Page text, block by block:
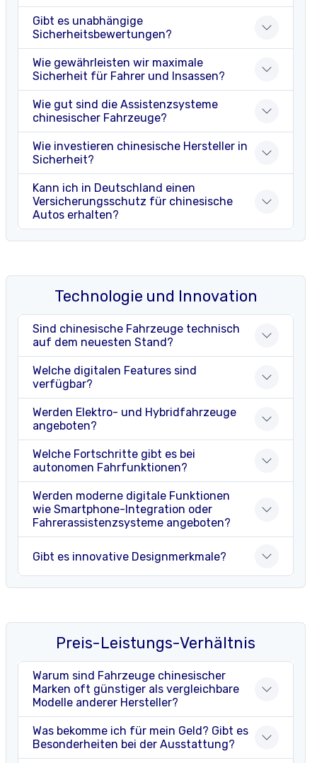
Gibt es unabhängige
Sicherheitsbewertungen?
Wie gewährleisten wir maximale
Sicherheit für Fahrer und Insassen?
Wie gut sind die Assistenzsysteme
chinesischer Fahrzeuge?
Wie investieren chinesische Hersteller in
Sicherheit?
Kann ich in Deutschland einen
Versicherungsschutz für chinesische
Autos erhalten?
Technologie und Innovation
Sind chinesische Fahrzeuge technisch
auf dem neuesten Stand?
Welche digitalen Features sind
verfügbar?
Werden Elektro- und Hybridfahrzeuge
angeboten?
Welche Fortschritte gibt es bei
autonomen Fahrfunktionen?
Werden moderne digitale Funktionen
wie Smartphone-Integration oder
Fahrerassistenzsysteme angeboten?
Gibt es innovative Designmerkmale?
Preis-Leistungs-Verhältnis
Warum sind Fahrzeuge chinesischer
Marken oft günstiger als vergleichbare
Modelle anderer Hersteller?
Was bekomme ich für mein Geld? Gibt es
Besonderheiten bei der Ausstattung?